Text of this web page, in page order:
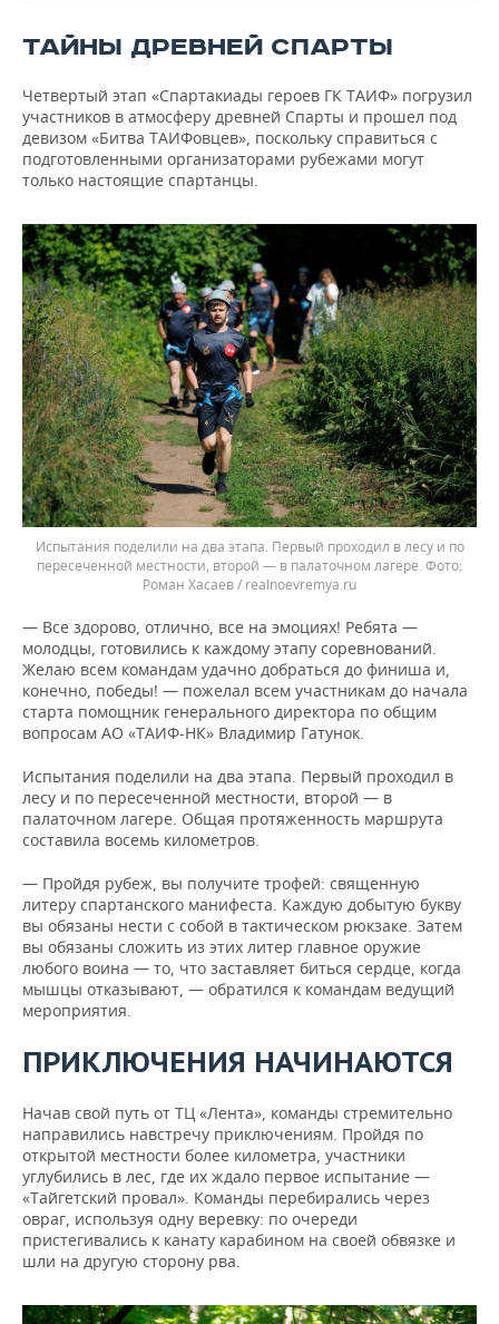
ТАЙНЫ ДРЕВНЕЙ СПАРТЫ
Четвертый этап «Спартакиады героев ГК ТАИФ» погрузил
участников в атмосферу древней Спарты и прошел под
девизом «Битва ТАИФовцев», поскольку справиться с
подготовленными организаторами рубежами могут
только настоящие спартанцы.
Испытания поделили на два этапа. Первый проходил в лесу и по
пересеченной местности, второй — в палаточном лагере.
Роман Хасаев / realnoevremya.ru
— Все здорово, отлично, все на эмоциях! Ребята —
молодцы, готовились к каждому этапу соревнований.
Желаю всем командам удачно добраться до финиша и,
конечно, победы! — пожелал всем участникам до начала
старта помощник генерального директора по общим
вопросам АО «ТАИФ-НК» Владимир Гатунок.
Испытания поделили на два этапа. Первый проходил в
лесу и по пересеченной местности, второй — в
палаточном лагере. Общая протяженность маршрута
составила восемь километров.
— Пройдя рубеж, вы получите трофей: священную
литеру спартанского манифеста. Каждую добытую букву
вы обязаны нести с собой в тактическом рюкзаке. Затем
вы обязаны сложить из этих литер главное оружие
любого воина — то, что заставляет биться сердце, когда
мышцы отказывают, — обратился к командам ведущий
мероприятия.
ПРИКЛЮЧЕНИЯ НАЧИНАЮТСЯ
Начав свой путь от ТЦ «Лента», команды стремительно
направились навстречу приключениям. Пройдя по
открытой местности более километра, участники
углубились в лес, где их ждало первое испытание —
«Тайгетский провал». Команды перебирались через
овраг, используя одну веревку: по очереди
пристегивались к канату карабином на своей обвязке и
шли на другую сторону рва.